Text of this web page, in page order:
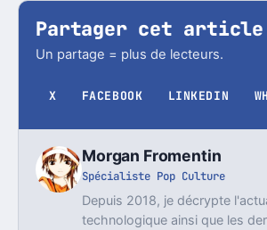
Partager cet article
Un partage = plus de lecteurs.
X FACEBOOK LINKEDIN
Morgan Fromentin
Spécialiste Pop Culture
Depuis 2018, je décrypte
technologique ainsi que les